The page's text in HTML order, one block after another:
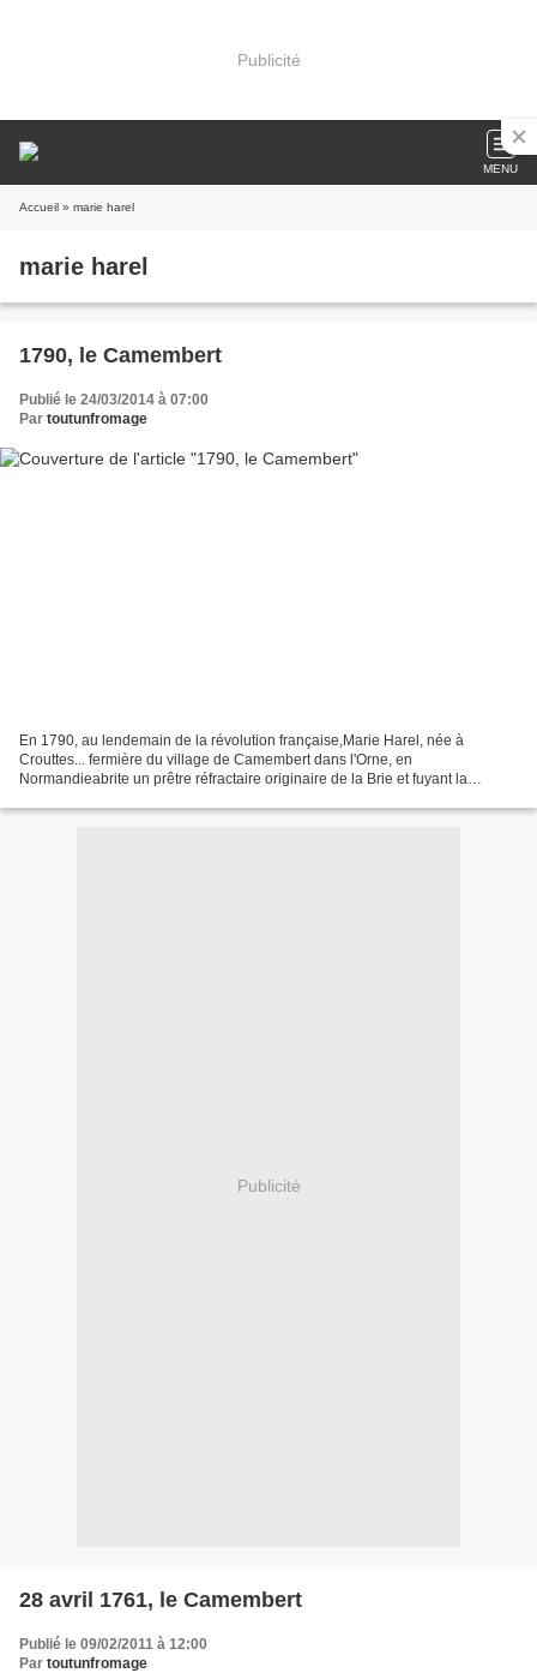
Publicité
MENU
Accueil » marie harel
marie harel
1790, le Camembert
Publié le 24/03/2014 à 07:00
Par toutunfromage
En 1790, au lendemain de la révolution française,Marie Harel, née à
Crouttes... fermière du village de Camembert dans l'Orne, en
Normandieabrite un prêtre réfractaire originaire de la Brie et fuyant la
Publicité
28 avril 1761, le Camembert
Publié le 09/02/2011 à 12:00
Par toutunfromage